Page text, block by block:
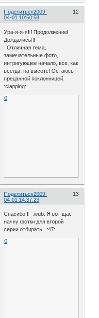
Поделиться 12
2009-
04-01 10:50:58
Ура-я-я-я!!! Продолжение!
Дождались!!!
Отличная тема,
замечательные фото,
интригующее начало, все, как
всегда, на высоте! Остаюсь
преданной поклонницей.
:clapping:
0
Поделиться 13
2009-
04-01 14:37:23
Спасибо!!! :wub: Я вот щас
начну фотки для второй
серии отбирать! :47:
0